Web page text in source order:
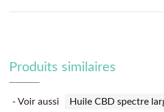
Produits similaires
- Voir aussi Huile CBD spectre